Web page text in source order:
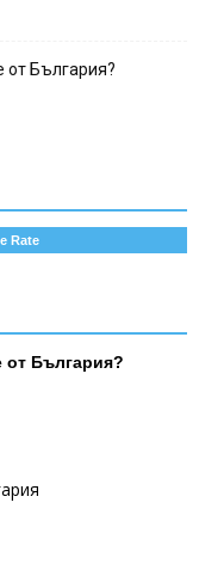
от България?
Rate
от България?